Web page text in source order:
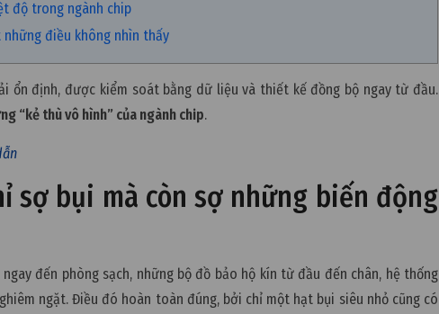
độ trong ngành chip
những điều không nhìn thấy
ổn định, được kiểm soát bằng dữ liệu và thiết kế đồng bộ ngay từ đầu.
“kẻ thù vô hình” của ngành chip.
sợ bụi mà còn sợ những biến động
đến phòng sạch, những bộ đồ bảo hộ kín từ đầu đến chân, hệ thống
ngặt. Điều đó hoàn toàn đúng, bởi chỉ một hạt bụi siêu nhỏ cũng có